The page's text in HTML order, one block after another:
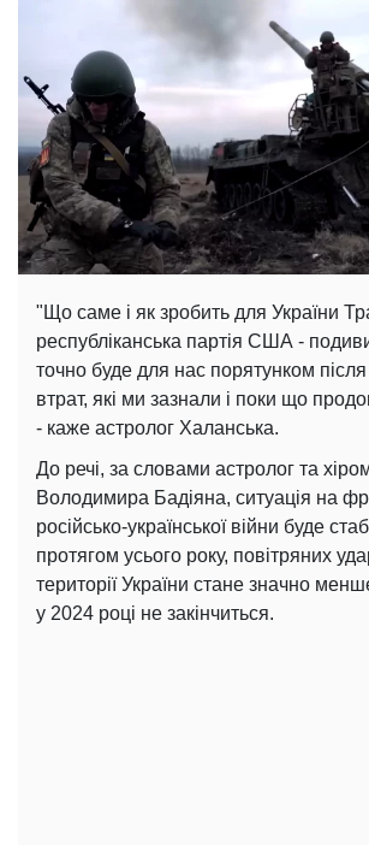
"Що саме і як зробить для України
республіканська партія США -
точно буде для нас порятунком після
втрат, які ми зазнали і поки що
- каже астролог Халанська.
До речі, за словами астролог та
Володимира Бадіяна, ситуація на
російсько-української війни буде
протягом усього року, повітряних
території України стане значно
у 2024 році не закінчиться.